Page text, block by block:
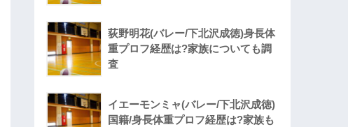
荻野明花(バレー/下北沢成徳)身長体
重プロフ経歴は?家族についても調
査
イエーモンミャ(バレー/下北沢成徳)
国籍/身長体重プロフ経歴は?家族も